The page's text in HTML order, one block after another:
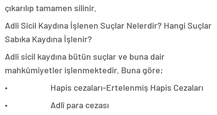
çıkarılıp tamamen silinir.
Adli Sicil Kaydına İşlenen Suçlar Nelerdir? Hangi Suçlar
Sabıka Kaydına İşlenir?
Adli sicil kaydına bütün suçlar ve buna dair
mahkûmiyetler işlenmektedir. Buna göre;
• Hapis cezaları-Ertelenmiş Hapis Cezaları
• Adlî para cezası